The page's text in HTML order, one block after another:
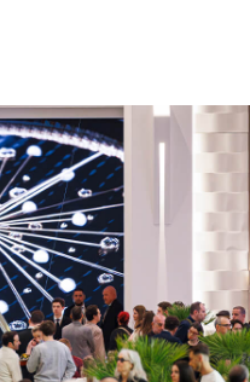
ュー満載のメディア。
に溺愛、未知の幅広い
だ経験、知見を余裕をも
ャルに寄り添いたい。
放たれつつある世代の
』が発信する
、活用できる
ました。
と、プレゼント応募情報
アイメイク